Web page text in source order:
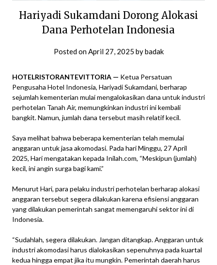
Hariyadi Sukamdani Dorong Alokasi
Dana Perhotelan Indonesia
Posted onApril 27, 2025 bybadak
HOTELRISTORANTEVITTORIA — Ketua Persatuan
Pengusaha Hotel Indonesia, Hariyadi Sukamdani, berharap
sejumlah kementerian mulai mengalokasikan dana untuk industri
perhotelan Tanah Air, memungkinkan industri ini kembali
bangkit. Namun, jumlah dana tersebut masih relatif kecil.
Saya melihat bahwa beberapa kementerian telah memulai
anggaran untuk jasa akomodasi. Pada hari Minggu, 27 April
2025, Hari mengatakan kepada Inilah.com, “Meskipun (jumlah)
kecil, ini angin surga bagi kami.”
Menurut Hari, para pelaku industri perhotelan berharap alokasi
anggaran tersebut segera dilakukan karena efisiensi anggaran
yang dilakukan pemerintah sangat memengaruhi sektor ini di
Indonesia.
“Sudahlah, segera dilakukan. Jangan ditangkap. Anggaran untuk
industri akomodasi harus dialokasikan sepenuhnya pada kuartal
kedua hingga empat jika itu mungkin. Pemerintah daerah harus